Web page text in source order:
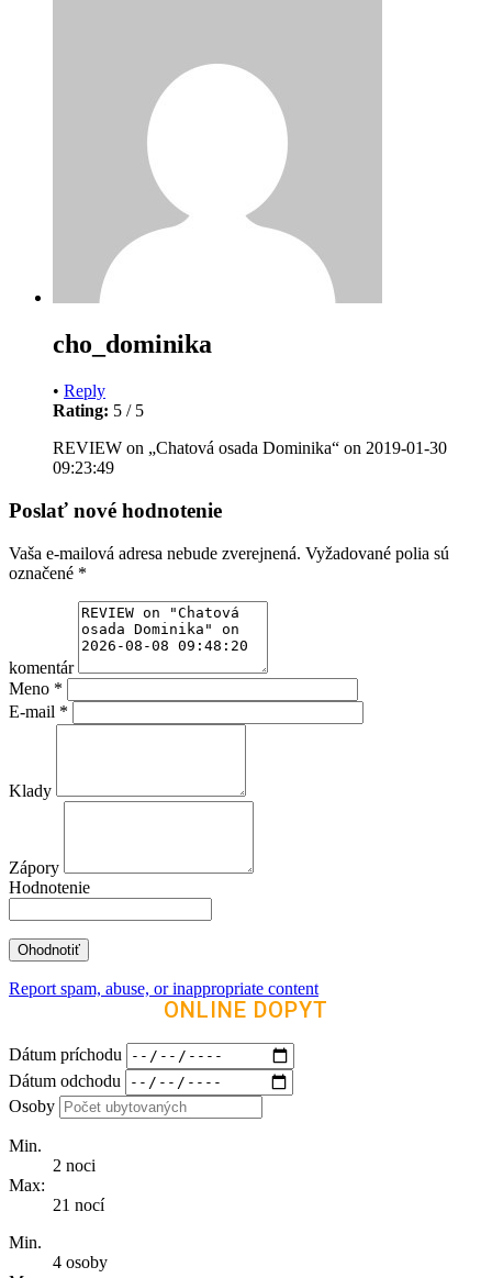
cho_dominika
• Reply
Rating: 5 /5
REVIEW on „Chatová osada Dominika“ on 2019-01-30
09:23:49
Poslať nové hodnotenie
Vaša e-mailová adresa nebude zverejnená. Vyžadované polia sú
označené *
komentár
Meno *
E-mail *
Klady
Zápory
Hodnotenie
Report spam, abuse, or inappropriate content
ONLINE DOPYT
Dátum príchodu
Dátum odchodu
Osoby
Min.
2 noci
Max:
21 nocí
Min.
4 osoby